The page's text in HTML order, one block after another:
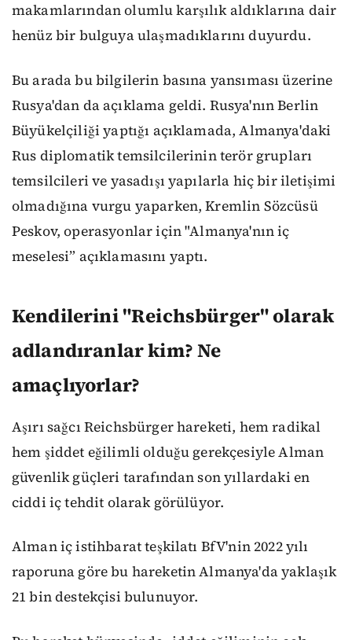
makamlarından olumlu karşılık aldıklarına dair
henüz bir bulguya ulaşmadıklarını duyurdu.
Bu arada bu bilgilerin basına yansıması üzerine
Rusya'dan da açıklama geldi. Rusya'nın Berlin
Büyükelçiliği yaptığı açıklamada, Almanya'daki
Rus diplomatik temsilcilerinin terör grupları
temsilcileri ve yasadışı yapılarla hiç bir iletişimi
olmadığına vurgu yaparken, Kremlin Sözcüsü
Peskov, operasyonlar için "Almanya'nın iç
meselesi” açıklamasını yaptı.
Kendilerini "Reichsbürger" olarak
adlandıranlar kim? Ne
amaçlıyorlar?
Aşırı sağcı Reichsbürger hareketi, hem radikal
hem şiddet eğilimli olduğu gerekçesiyle Alman
güvenlik güçleri tarafından son yıllardaki en
ciddi iç tehdit olarak görülüyor.
Alman iç istihbarat teşkilatı BfV'nin 2022 yılı
raporuna göre bu hareketin Almanya'da yaklaşık
21 bin destekçisi bulunuyor.